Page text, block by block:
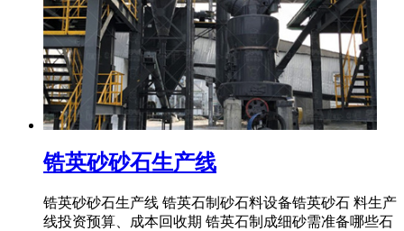
锆英砂砂石生产线
锆英砂砂石生产线 锆英石制砂石料设备锆英砂石 料生产
线投资预算、成本回收期 锆英石制成细砂需准备哪些石